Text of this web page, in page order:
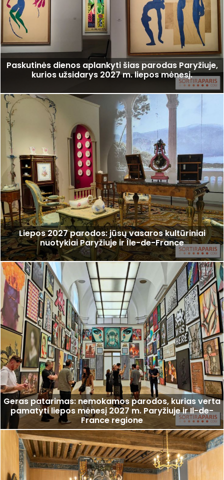
Paskutinės dienos aplankyti šias parodas Paryžiuje,
kurios užsidarys 2027 m. liepos mėnesį.
Liepos 2027 parodos: jūsų vasaros kultūriniai
nuotykiai Paryžiuje ir Île-de-France
Geras patarimas: nemokamos parodos, kurias verta
pamatyti liepos mėnesį 2027 m. Paryžiuje ir Il-de-
France regione